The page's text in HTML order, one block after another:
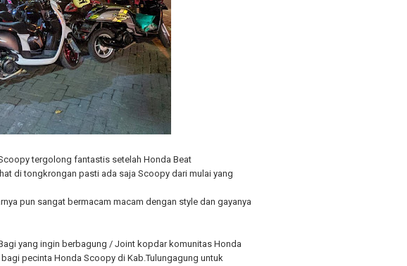
tergolong fantastis setelah Honda Beat
di tongkrongan pasti ada saja Scoopy dari mulai yang
pun sangat bermacam macam dengan style dan gayanya
yang ingin berbagung / Joint kopdar komunitas Honda
pecinta Honda Scoopy di Kab.Tulungagung untuk